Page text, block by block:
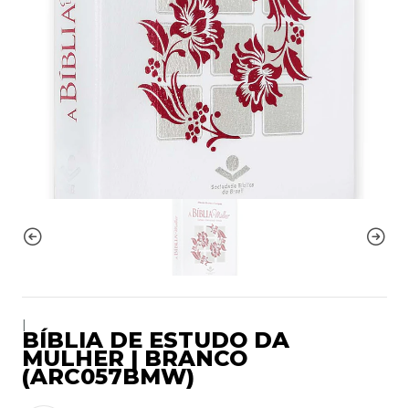
BÍBLIA DE ESTUDO DA
MULHER | BRANCO
(ARC057BMW)